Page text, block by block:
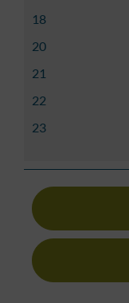
18
20
21
22
23